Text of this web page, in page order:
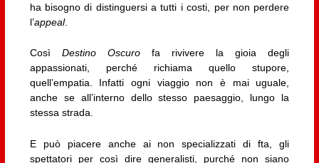
ha bisogno di distinguersi a tutti i costi, per non perdere
l’appeal.
Così Destino Oscurofa rivivere la gioia degli
appassionati, perché richiama quello stupore,
quell’empatia. Infatti ogni viaggio non è mai uguale,
anche se all’interno dello stesso paesaggio, lungo la
stessa strada.
E può piacere anche ai non specializzati di fta, gli
spettatori per così dire generalisti, purché non siano